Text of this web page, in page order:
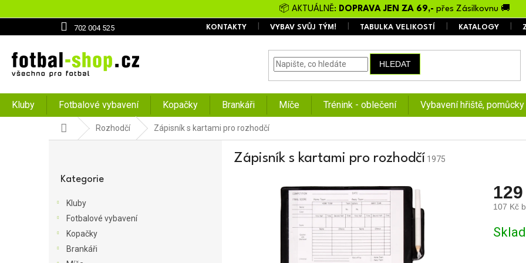
na
📦 AKTUÁLNĚ: DOPRAVA JEN ZA 69,- přes Zásilkovnu 🚚
702 004 525 KONTAKTY VYBAV SVŮJ TÝM! TABULKA VELIKOSTÍ KATALOGY
HLEDAT
Kluby Fotbalové vybavení Kopačky Brankáři Míče Trénink - oblečení Vybavení hřiště, pomůcky
Domů Rozhodčí Zápisník s kartami pro rozhodčí
kategorie
Kategorie
Kluby
Fotbalové vybavení
Kopačky
Brankáři
Zápisník s kartami pro rozhodčí 1975
107 Kč
cena: